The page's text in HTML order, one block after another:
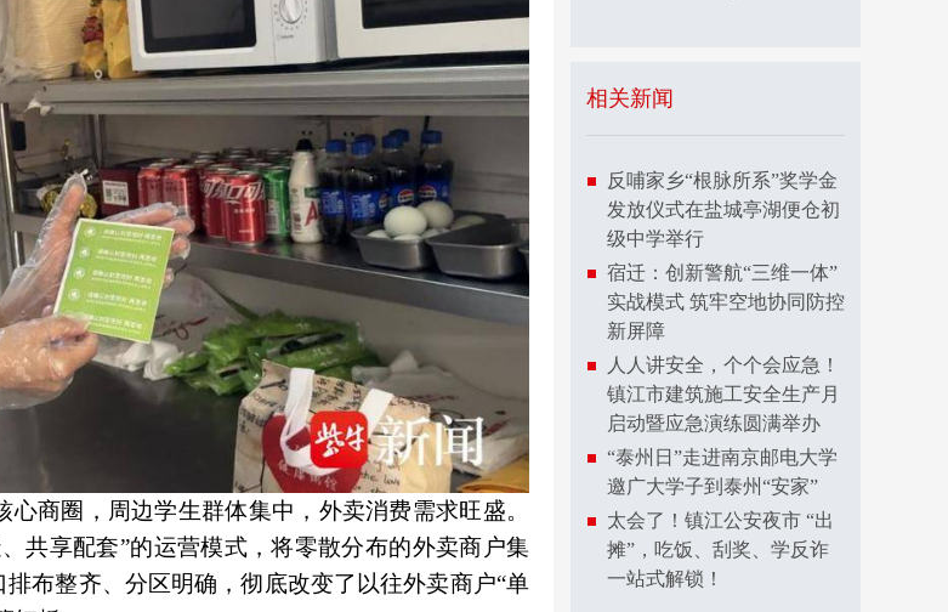
商圈，周边学生群体集中，外卖消费需求旺盛。
共享配套”的运营模式，将零散分布的外卖商户集
布整齐、分区明确，彻底改变了以往外卖商户“单
相关新闻
反哺家乡“根脉所系”奖学金
发放仪式在盐城亭湖便仓初
级中学举行
宿迁：创新警航“三维一体”
实战模式 筑牢空地协同防控
新屏障
人人讲安全，个个会应急！
镇江市建筑施工安全生产月
启动暨应急演练圆满举办
“泰州日”走进南京邮电大学
邀广大学子到泰州“安家”
太会了！镇江公安夜市 “出
摊”，吃饭、刮奖、学反诈
一站式解锁！